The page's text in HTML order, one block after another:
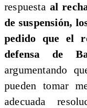
respuesta al
de suspensión,
pedido que el
defensa de
argumentando
pueden tomar
adecuada